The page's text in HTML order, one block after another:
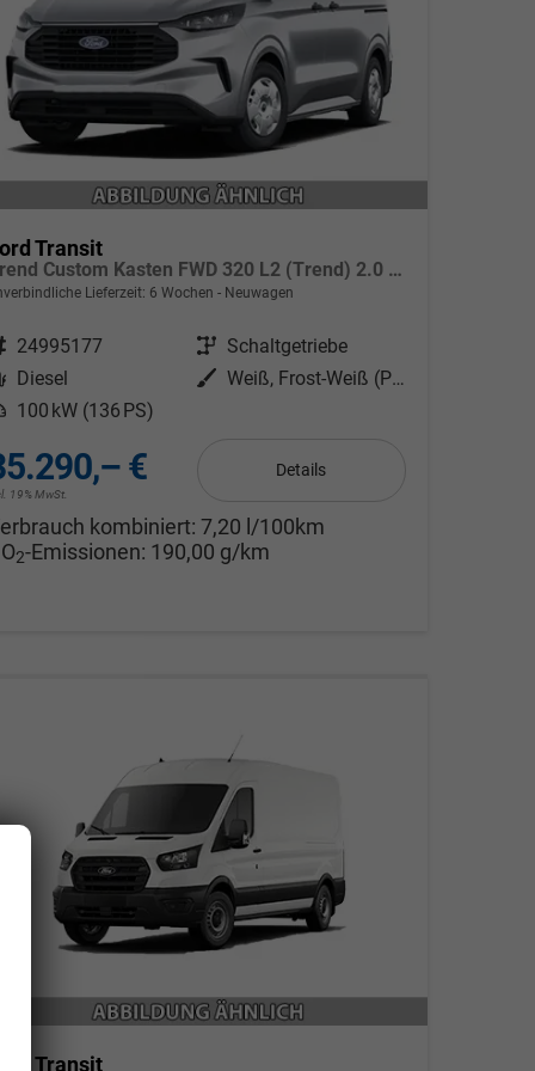
Transit
Trend Custom Kasten FWD 320 L2 (Trend) 2.0 EcoBlue 100kW (136 PS) 6-Gang Schaltgetriebe
Lieferzeit: 6 Wochen Neuwagen
24995177 Getriebe Schaltgetriebe
Kraftstoff Diesel Außenfarbe
Weiß, Frost-Weiß (PN3GZ0)
100 kW (136 PS)
€
19% MwSt.
Details
kombiniert:7,20 l/100km
2-Emissionen: 190,00 g/km
Transit